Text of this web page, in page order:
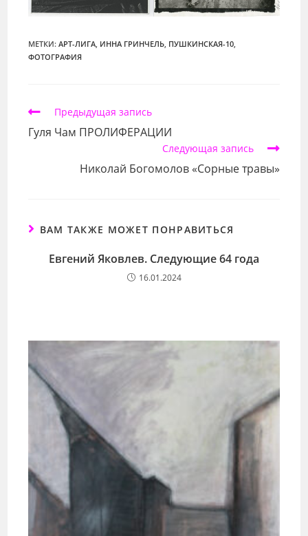
МЕТКИ:АРТ-ЛИГА, ИННА ГРИНЧЕЛЬ, ПУШКИНСКАЯ-10,
ФОТОГРАФИЯ
Еще
Предыдущая запись
Гуля Чам ПРОЛИФЕРАЦИИ
Следующая запись
Николай Богомолов «Сорные травы»
ВАМ ТАКЖЕ МОЖЕТ ПОНРАВИТЬСЯ
Евгений Яковлев. Следующие 64 года
16.01.2024